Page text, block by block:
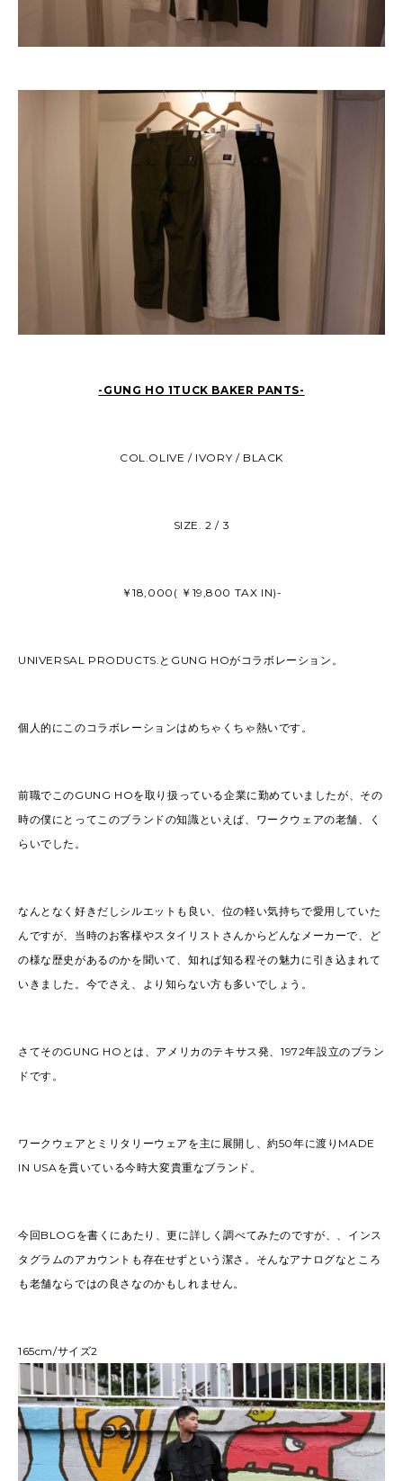
-GUNG HO 1TUCK BAKER PANTS-
COL.OLIVE / IVORY / BLACK
SIZE. 2 / 3
￥18,000( ￥19,800 TAX IN)-
UNIVERSAL PRODUCTS.とGUNG HOがコラボレーション。
個人的にこのコラボレーションはめちゃくちゃ熱いです。
前職でこのGUNG HOを取り扱っている企業に勤めていましたが、その
時の僕にとってこのブランドの知識といえば、ワークウェアの老舗、く
らいでした。
なんとなく好きだしシルエットも良い、位の軽い気持ちで愛用していた
んですが、当時のお客様やスタイリストさんからどんなメーカーで、ど
の様な歴史があるのかを聞いて、知れば知る程その魅力に引き込まれて
いきました。今でさえ、より知らない方も多いでしょう。
さてそのGUNG HOとは、アメリカのテキサス発、1972年設立のブラン
ドです。
ワークウェアとミリタリーウェアを主に展開し、約50年に渡りMADE
IN USAを貫いている今時大変貴重なブランド。
今回BLOGを書くにあたり、更に詳しく調べてみたのですが、、インス
タグラムのアカウントも存在せずという潔さ。そんなアナログなところ
も老舗ならではの良さなのかもしれません。
165cm/サイズ2